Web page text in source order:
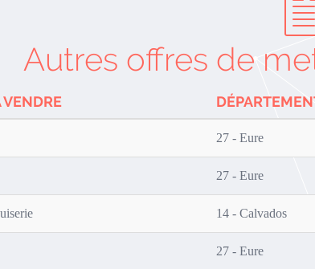
Autres offres de
VENDRE
27 - Eure
27 - Eure
14 - Calvados
27 - Eure